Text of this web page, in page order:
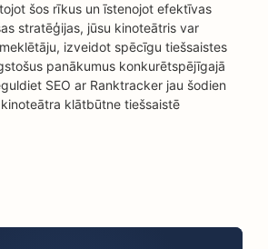
šos rīkus un īstenojot efektīvas
stratēģijas, jūsu kinoteātris var
izveidot spēcīgu tiešsaistes
panākumus konkurētspējīgajā
SEO ar Ranktracker jau šodien
klātbūtne tiešsaistē